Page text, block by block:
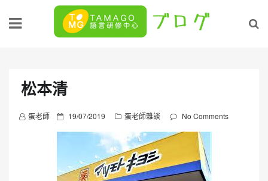
松本清
蛋老師
P
o
e
19/07/2019 蛋老師雜談 No Comments